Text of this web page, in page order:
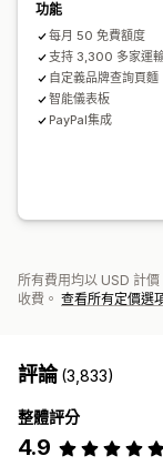
功能
每月 50 免費額度
支持 3,300 多家運
自定義品牌查詢頁麵
智能儀表板
PayPal集成
所有費用均以 USD 計
收費。 查看所有定價選
評論(3,833)
整體評分
4.9